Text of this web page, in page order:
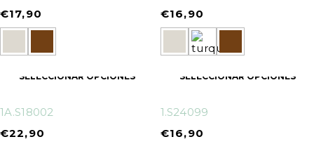
€17,90
€16,90
SELECCIONAR OPCIONES
1A.S18002
€22,90
SELECCIONAR OPCIONES
1.S24099
€16,90